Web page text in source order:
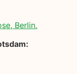
Berlin.